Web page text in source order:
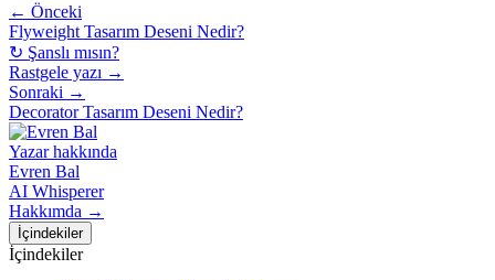
← Önceki
Flyweight Tasarım Deseni Nedir?
↻ Şanslı mısın?
Rastgele yazı →
Sonraki →
Decorator Tasarım Deseni Nedir?
Yazar hakkında
Evren Bal
AI Whisperer
Hakkımda →
İçindekiler
İçindekiler